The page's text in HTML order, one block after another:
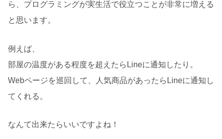
ら、プログラミングが実生活で役立つことが非常に増える
と思います。
例えば、
部屋の温度がある程度を超えたらLineに通知したり。
Webページを巡回して、人気商品があったらLineに通知し
てくれる。
なんて出来たらいいですよね！